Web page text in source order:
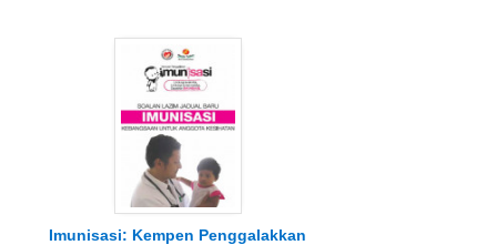
Imunisasi: Kempen Penggalakkan